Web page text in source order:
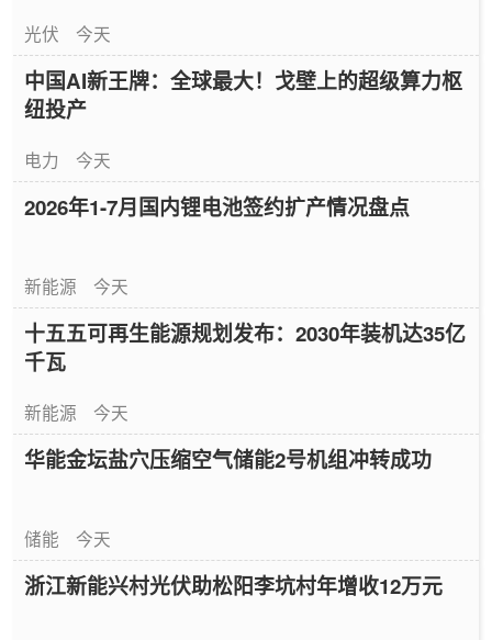
光伏 今天
中国AI新王牌：全球最大！戈壁上的超级算力枢
纽投产
电力 今天
2026年1-7月国内锂电池签约扩产情况盘点
新能源 今天
十五五可再生能源规划发布：2030年装机达35亿
千瓦
新能源 今天
华能金坛盐穴压缩空气储能2号机组冲转成功
储能 今天
浙江新能兴村光伏助松阳李坑村年增收12万元